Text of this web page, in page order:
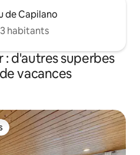
de Capilano
habitants
: d'autres superbes
vacances
plus appréciés